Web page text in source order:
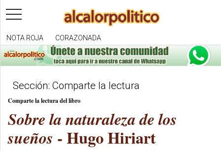
toggle
navigation
NOTA ROJA CORAZONADA
Sección: Comparte la lectura
Comparte la lectura del libro
Sobre la naturaleza de los
sueños - Hugo Hiriart